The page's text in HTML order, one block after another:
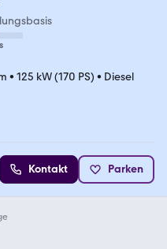
• 125 kW (170 PS) • Diesel
Kontakt Parken